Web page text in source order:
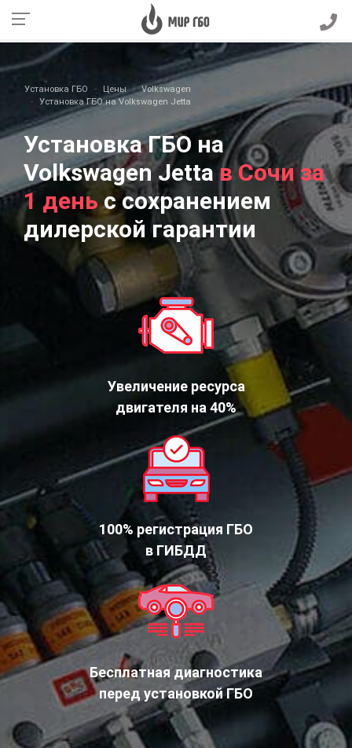
Установка ГБО Цены
Volkswagen
Установка ГБО на Volkswagen Jetta
Установка ГБО на
Volkswagen Jettaв Сочи за
1 деньс сохранением
дилерской гарантии
Увеличение ресурса
двигателя на 40%
100% регистрация ГБО
в ГИБДД
Бесплатная диагностика
перед установкой ГБО